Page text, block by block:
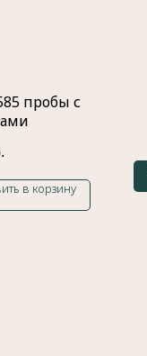
пробы с
в корзину